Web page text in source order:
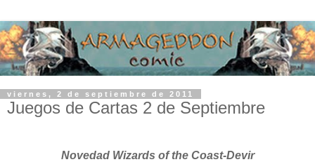
viernes, 2 de septiembre de 2011
Juegos de Cartas 2 de Septiembre
Novedad Wizards of the Coast-Devir